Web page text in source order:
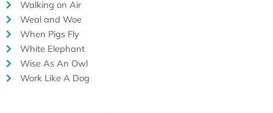
Walking on Air
Weal and Woe
When Pigs Fly
White Elephant
Wise As An Owl
Work Like A Dog